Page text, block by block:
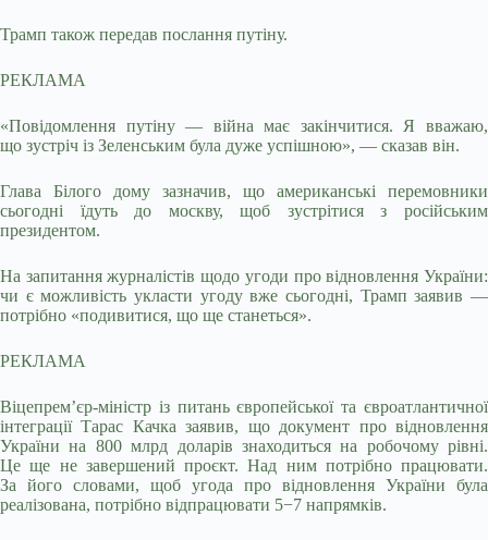
Трамп також передав послання путіну.
РЕКЛАМА
«Повідомлення путіну — війна має закінчитися. Я вважаю,
що зустріч із Зеленським була дуже успішною», — сказав він.
Глава Білого дому зазначив, що американські перемовники
сьогодні їдуть до москву, щоб зустрітися з російським
президентом.
На запитання журналістів щодо угоди про відновлення України:
чи є можливість укласти угоду вже сьогодні, Трамп заявив —
потрібно «подивитися, що ще станеться».
РЕКЛАМА
Віцепремʼєр-міністр із питань європейської та євроатлантичної
інтеграції Тарас Качка заявив, що документ про відновлення
України на 800 млрд доларів знаходиться на робочому рівні.
Це ще не завершений проєкт. Над ним потрібно працювати.
За його словами, щоб угода про відновлення України була
реалізована, потрібно відпрацювати 5−7 напрямків.